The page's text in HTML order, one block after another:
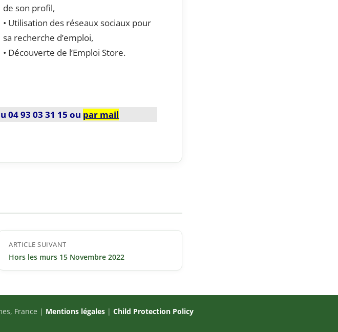
de son profil,
• Utilisation des réseaux sociaux pour
sa recherche d’emploi,
• Découverte de l’Emploi Store.
04 93 03 31 15 ou par mail
ARTICLE SUIVANT
Hors les murs 15 Novembre 2022
France | Mentions légales | Child Protection Policy